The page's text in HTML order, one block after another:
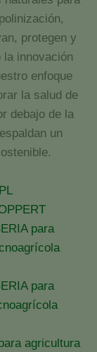
protegen y
innovación
enfoque
la salud de
debajo de la
un
para
para
agricultura